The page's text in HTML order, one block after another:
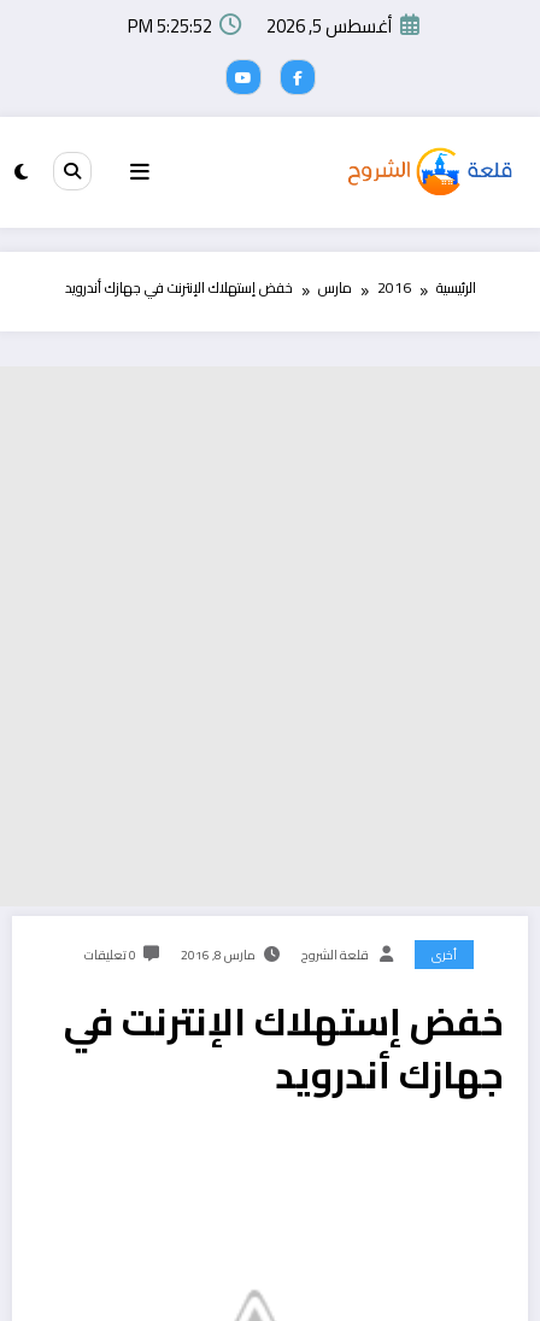
أغسطس 5, 2026 5:25:53 PM
الرئيسية 2016 مارس خفض إستهلاك الإنترنت في جهازك أندرويد
أخرى قلعة الشروح مارس 8, 2016 0 تعليقات
خفض إستهلاك الإنترنت في
جهازك أندرويد